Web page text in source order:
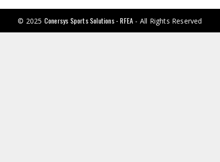
© 2025 Conersys Sports Solutions - RFEA - All Rights Reserved